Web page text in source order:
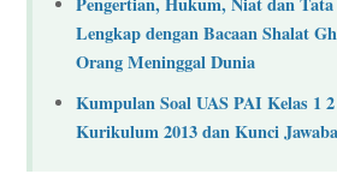
Lengkap dengan Bacaan Shalat
Orang Meninggal Dunia
Kumpulan Soal UAS PAI Kelas 1 2
Kurikulum 2013 dan Kunci